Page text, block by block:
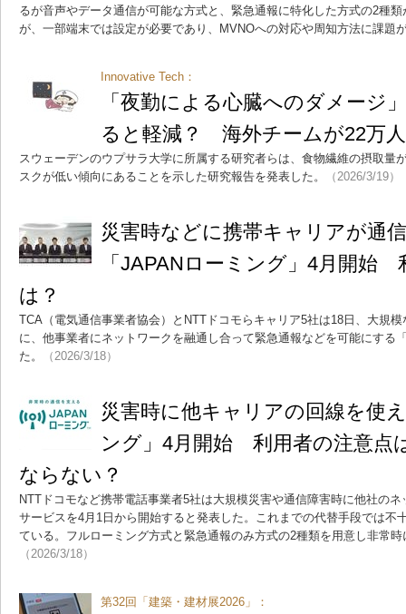
るが音声やデータ通信が可能な方式と、緊急通報に特化した方式の2種
が、一部端末では設定が必要であり、MVNOへの対応や周知方法に課題
Innovative Tech：
「夜勤による心臓へのダメージ
ると軽減？ 海外チームが22万
スウェーデンのウプサラ大学に所属する研究者らは、食物繊維の摂取量
スクが低い傾向にあることを示した研究報告を発表した。
（2026/3/19）
災害時などに携帯キャリアが通
「JAPANローミング」4月開始
は？
TCA（電気通信事業者協会）とNTTドコモらキャリア5社は18日、大規
に、他事業者にネットワークを融通し合って緊急通報などを可能にする
た。
（2026/3/18）
災害時に他キャリアの回線を使
ング」4月開始 利用者の注意
ならない？
NTTドコモなど携帯電話事業者5社は大規模災害や通信障害時に他社の
サービスを4月1日から開始すると発表した。これまでの代替手段では不
ている。フルローミング方式と緊急通報のみ方式の2種類を用意し非常
（2026/3/18）
第32回「建築・建材展2026」：